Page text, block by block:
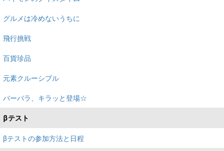
グルメは冷めないうちに
飛行挑戦
百貨珍品
元素クルーシブル
バーバラ、キラッと登場☆
βテスト
βテストの参加方法と日程